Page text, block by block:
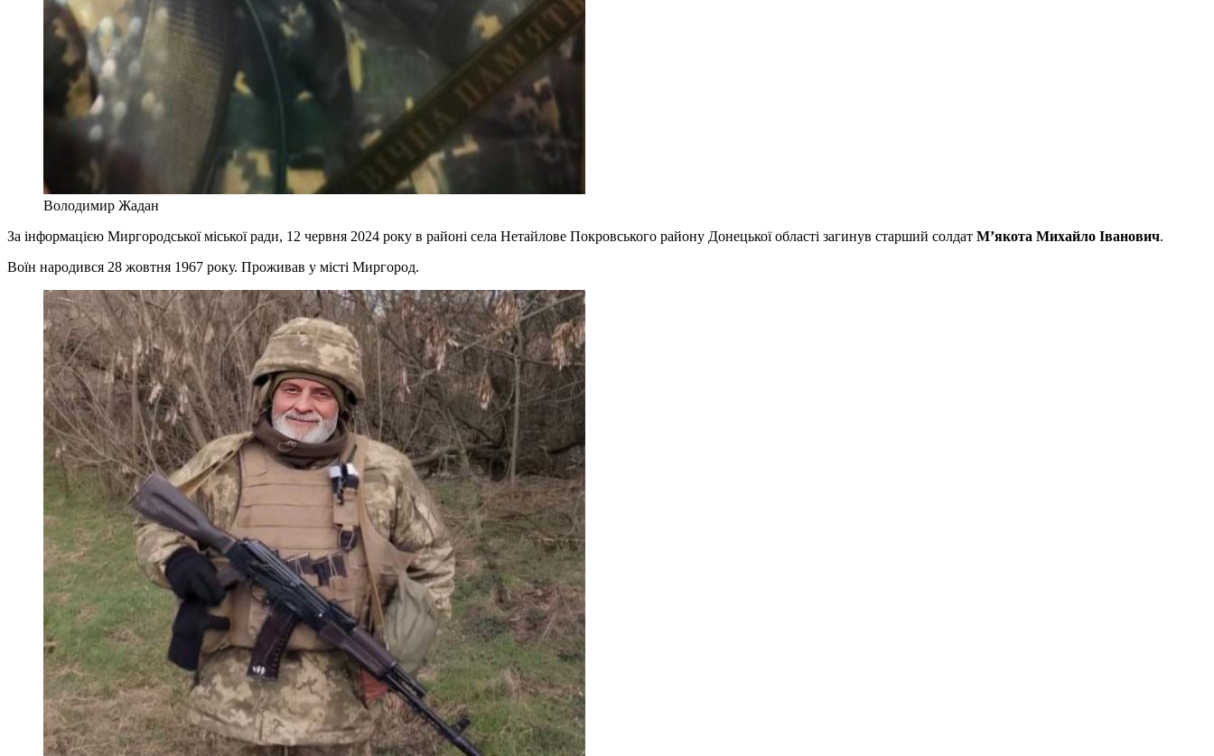
Володимир Жадан
За інформацією Миргородської міської ради, 12 червня 2024 року в районі села Нетайлове Покровського району Донецької області загинув старший солдат М’якота Михайло Іванович.
Воїн народився 28 жовтня 1967 року. Проживав у місті Миргород.